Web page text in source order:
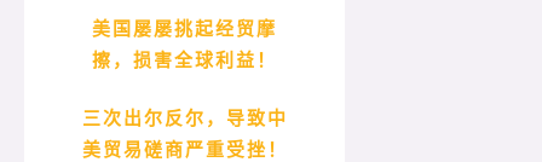
美国屡屡挑起经贸摩
擦，损害全球利益！
三次出尔反尔，导致中
美贸易磋商严重受挫！